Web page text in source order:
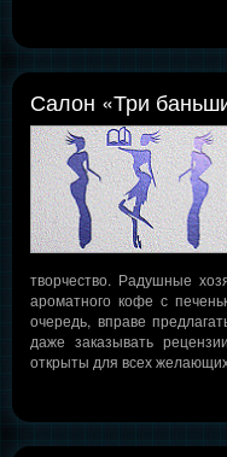
Салон «Три
творчество. Радушные
ароматного кофе с
очередь, вправе
даже заказывать
открыты для всех